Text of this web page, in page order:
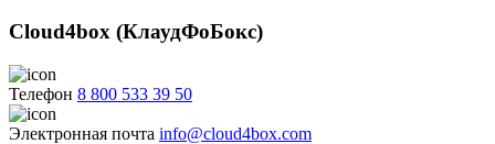
Cloud4box (КлаудФоБокс)
Телефон 8 800 533 39 50
Электронная почта info@cloud4box.com